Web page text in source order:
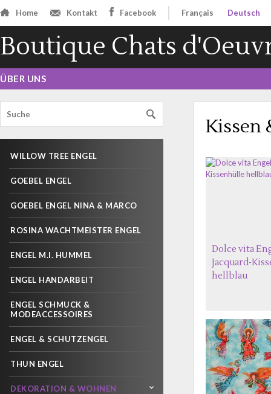
Home Kontakt Facebook Français Deutsch
Boutique Chats
ÜBER UNS
WILLOW TREE ENGEL
GOEBEL ENGEL
GOEBEL ENGEL NINA & MARCO
ROSINA WACHTMEISTER ENGEL
ENGEL M.I. HUMMEL
ENGEL HANDARBEIT
ENGEL SCHMUCK &
MODEACCESSOIRES
ENGEL & SCHUTZENGEL
THUN ENGEL
DEKORATION & WOHNEN
Kissen
Dolce vita
Jacquard-
hellblau